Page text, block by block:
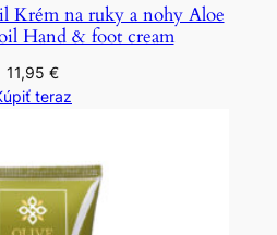
Krém na ruky a nohy Aloe
Hand & foot cream
11,95 €
teraz